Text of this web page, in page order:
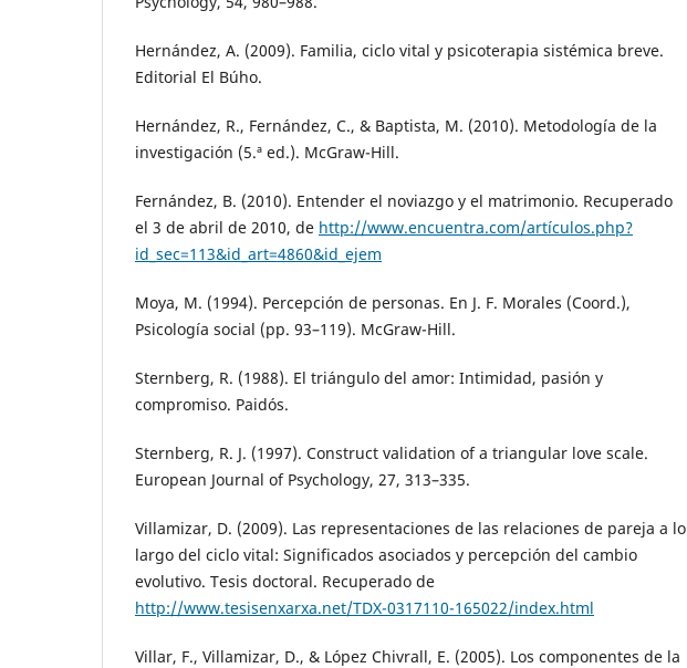
Hernández, A. (2009). Familia, ciclo vital y psicoterapia sistémica breve.
Editorial El Búho.
Hernández, R., Fernández, C., & Baptista, M. (2010). Metodología de la
investigación (5.ª ed.). McGraw-Hill.
Fernández, B. (2010). Entender el noviazgo y el matrimonio. Recuperado
el 3 de abril de 2010, de http://www.encuentra.com/artículos.php?
id_sec=113&id_art=4860&id_ejem
Moya, M. (1994). Percepción de personas. En J. F. Morales (Coord.),
Psicología social (pp. 93–119). McGraw-Hill.
Sternberg, R. (1988). El triángulo del amor: Intimidad, pasión y
compromiso. Paidós.
Sternberg, R. J. (1997). Construct validation of a triangular love scale.
European Journal of Psychology, 27, 313–335.
Villamizar, D. (2009). Las representaciones de las relaciones de pareja a lo
largo del ciclo vital: Significados asociados y percepción del cambio
evolutivo. Tesis doctoral. Recuperado de
http://www.tesisenxarxa.net/TDX-0317110-165022/index.html
Villar, F., Villamizar, D., & López Chivrall, E. (2005). Los componentes de la